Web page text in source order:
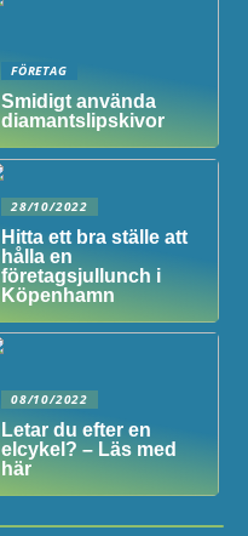
FÖRETAG
Smidigt använda
diamantslipskivor
28/10/2022
Hitta ett bra ställe att
hålla en
företagsjullunch i
Köpenhamn
08/10/2022
Letar du efter en
elcykel? – Läs med
här